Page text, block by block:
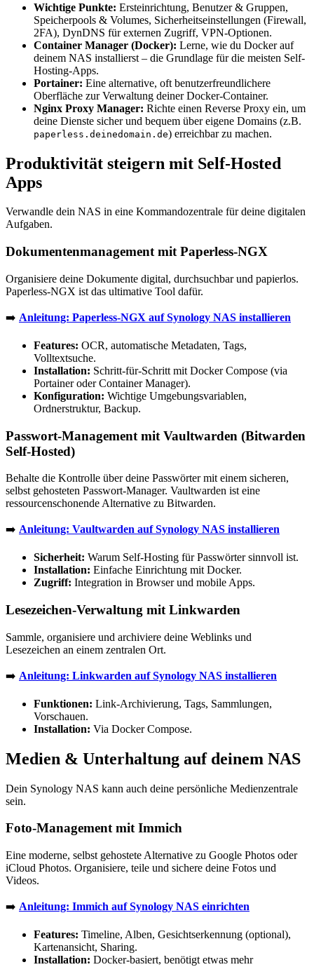
Wichtige Punkte: Ersteinrichtung, Benutzer & Gruppen,
Speicherpools & Volumes, Sicherheitseinstellungen (Firewall,
2FA), DynDNS für externen Zugriff, VPN-Optionen.
Container Manager (Docker): Lerne, wie du Docker auf
deinem NAS installierst – die Grundlage für die meisten Self-
Hosting-Apps.
Portainer: Eine alternative, oft benutzerfreundlichere
Oberfläche zur Verwaltung deiner Docker-Container.
Nginx Proxy Manager: Richte einen Reverse Proxy ein, um
deine Dienste sicher und bequem über eigene Domains (z.B.
paperless.deinedomain.de) erreichbar zu machen.
Produktivität steigern mit Self-Hosted
Apps
Verwandle dein NAS in eine Kommandozentrale für deine digitalen
Aufgaben.
Dokumentenmanagement mit Paperless-NGX
Organisiere deine Dokumente digital, durchsuchbar und papierlos.
Paperless-NGX ist das ultimative Tool dafür.
➡️ Anleitung: Paperless-NGX auf Synology NAS installieren
Features: OCR, automatische Metadaten, Tags,
Volltextsuche.
Installation: Schritt-für-Schritt mit Docker Compose (via
Portainer oder Container Manager).
Konfiguration: Wichtige Umgebungsvariablen,
Ordnerstruktur, Backup.
Passwort-Management mit Vaultwarden (Bitwarden
Self-Hosted)
Behalte die Kontrolle über deine Passwörter mit einem sicheren,
selbst gehosteten Passwort-Manager. Vaultwarden ist eine
ressourcenschonende Alternative zu Bitwarden.
➡️ Anleitung: Vaultwarden auf Synology NAS installieren
Sicherheit: Warum Self-Hosting für Passwörter sinnvoll ist.
Installation: Einfache Einrichtung mit Docker.
Zugriff: Integration in Browser und mobile Apps.
Lesezeichen-Verwaltung mit Linkwarden
Sammle, organisiere und archiviere deine Weblinks und
Lesezeichen an einem zentralen Ort.
➡️ Anleitung: Linkwarden auf Synology NAS installieren
Funktionen: Link-Archivierung, Tags, Sammlungen,
Vorschauen.
Installation: Via Docker Compose.
Medien & Unterhaltung auf deinem NAS
Dein Synology NAS kann auch deine persönliche Medienzentrale
sein.
Foto-Management mit Immich
Eine moderne, selbst gehostete Alternative zu Google Photos oder
iCloud Photos. Organisiere, teile und sichere deine Fotos und
Videos.
➡️ Anleitung: Immich auf Synology NAS einrichten
Features: Timeline, Alben, Gesichtserkennung (optional),
Kartenansicht, Sharing.
Installation: Docker-basiert, benötigt etwas mehr